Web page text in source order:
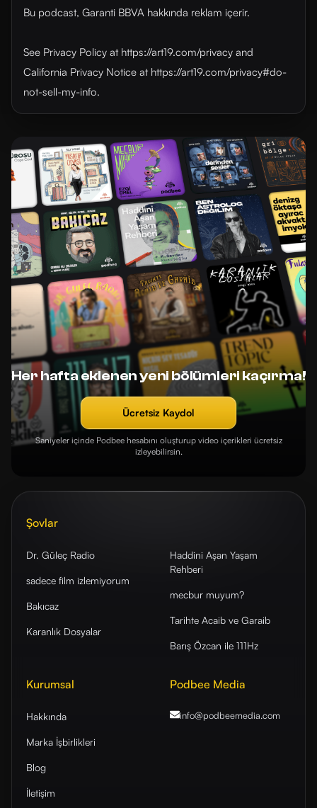
Bu podcast, Garanti BBVA hakkında reklam içerir.
See Privacy Policy at https://art19.com/privacy and
California Privacy Notice at https://art19.com/privacy#do-
not-sell-my-info.
Her hafta eklenen yeni bölümleri kaçırma!
Ücretsiz Kaydol
Saniyeler içinde Podbee hesabını oluşturup video içerikleri ücretsiz
izleyebilirsin.
Şovlar
Dr. Güleç Radio
sadece film izlemiyorum
Bakıcaz
Karanlık Dosyalar
Haddini Aşan Yaşam
Rehberi
mecbur muyum?
Tarihte Acaib ve Garaib
Barış Özcan ile 111Hz
Kurumsal
Hakkında
Marka İşbirlikleri
Blog
İletişim
Podbee Media
info@podbeemedia.com